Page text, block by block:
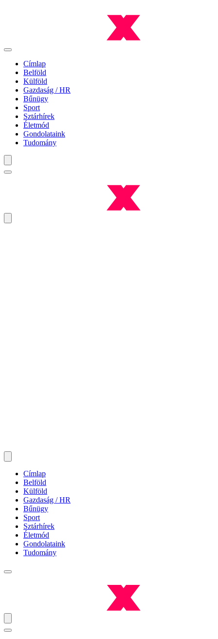
Címlap
Belföld
Külföld
Gazdaság / HR
Bűnügy
Sport
Sztárhírek
Életmód
Gondolataink
Tudomány
Címlap
Belföld
Külföld
Gazdaság / HR
Bűnügy
Sport
Sztárhírek
Életmód
Gondolataink
Tudomány